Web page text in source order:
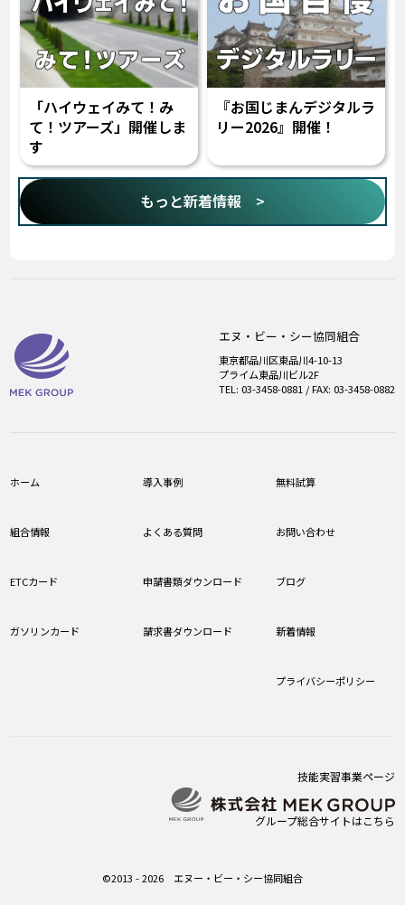
「ハイウェイみて！み
て！ツアーズ」開催しま
す
『お国じまんデジタルラ
リー2026』開催！
もっと新着情報 >
ホーム
組合情報
ETCカード
ガソリンカード
導入事例
よくある質問
申請書類ダウンロード
請求書ダウンロード
無料試算
お問い合わせ
ブログ
新着情報
プライバシーポリシー
エヌ・ビー・シー協同組合
東京都品川区東品川4-10-13
プライム東品川ビル2F
TEL: 03-3458-0881 / FAX: 03-3458-0882
技能実習事業ページ
グループ総合サイトはこちら
©2013 - 2026 エヌー・ビー・シー協同組合